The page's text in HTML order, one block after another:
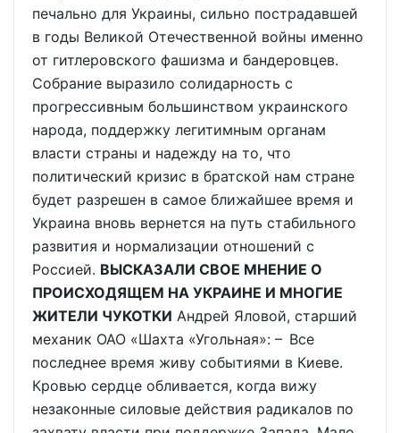
печально для Украины, сильно пострадавшей
в годы Великой Отечественной войны именно
от гитлеровского фашизма и бандеровцев.
Собрание выразило солидарность с
прогрессивным большинством украинского
народа, поддержку легитимным органам
власти страны и надежду на то, что
политический кризис в братской нам стране
будет разрешен в самое ближайшее время и
Украина вновь вернется на путь стабильного
развития и нормализации отношений с
Россией. ВЫСКАЗАЛИ СВОЕ МНЕНИЕ О
ПРОИСХОДЯЩЕМ НА УКРАИНЕ И МНОГИЕ
ЖИТЕЛИ ЧУКОТКИ Андрей Яловой, старший
механик ОАО «Шахта «Угольная»: – Все
последнее время живу событиями в Киеве.
Кровью сердце обливается, когда вижу
незаконные силовые действия радикалов по